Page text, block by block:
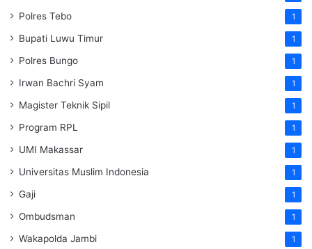
Polres Tebo 1
Bupati Luwu Timur 1
Polres Bungo 1
Irwan Bachri Syam 1
Magister Teknik Sipil 1
Program RPL 1
UMI Makassar 1
Universitas Muslim Indonesia 1
Gaji 1
Ombudsman 1
Wakapolda Jambi 1